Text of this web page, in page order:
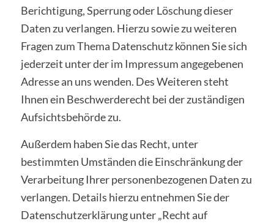
Berichtigung, Sperrung oder Löschung dieser
Daten zu verlangen. Hierzu sowie zu weiteren
Fragen zum Thema Datenschutz können Sie sich
jederzeit unter der im Impressum angegebenen
Adresse an uns wenden. Des Weiteren steht
Ihnen ein Beschwerderecht bei der zuständigen
Aufsichtsbehörde zu.
Außerdem haben Sie das Recht, unter
bestimmten Umständen die Einschränkung der
Verarbeitung Ihrer personenbezogenen Daten zu
verlangen. Details hierzu entnehmen Sie der
Datenschutzerklärung unter „Recht auf